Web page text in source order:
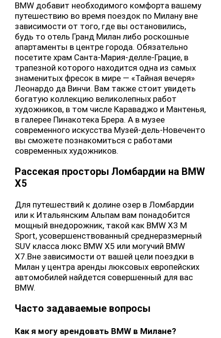
BMW добавит необходимого комфорта вашему
путешествию во время поездок по Милану вне
зависимости от того, где вы остановились,
будь то отель Гранд Милан либо роскошные
апартаменты в центре города. Обязательно
посетите храм Санта-Мария-делле-Грацие, в
трапезной которого находится одна из самых
знаменитых фресок в мире — «Тайная вечеря»
Леонардо да Винчи. Вам также стоит увидеть
богатую коллекцию великолепных работ
художников, в том числе Караваджо и Мантенья,
в галерее Пинакотека Брера. А в музее
современного искусства Музей-дель-Новеченто
вы сможете познакомиться с работами
современных художников.
Рассекая просторы Ломбардии на BMW
X5
Для путешествий к долине озер в Ломбардии
или к Итальянским Альпам вам понадобится
мощный внедорожник, такой как BMW X3 M
Sport, усовершенствованный среднеразмерный
SUV класса люкс BMW X5 или могучий BMW
X7.Вне зависимости от вашей цели поездки в
Милан у центра аренды люксовых европейских
автомобилей найдется совершенный для вас
BMW.
Часто задаваемые вопросы
Как я могу арендовать BMW в Милане?